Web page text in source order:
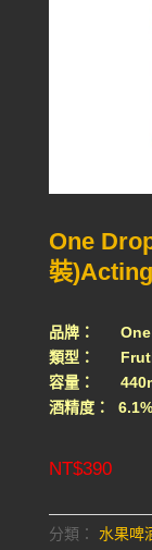
One
裝
品牌： One
類型：
容量：
酒精度： 6.1%
NT$390
分類： 水果啤